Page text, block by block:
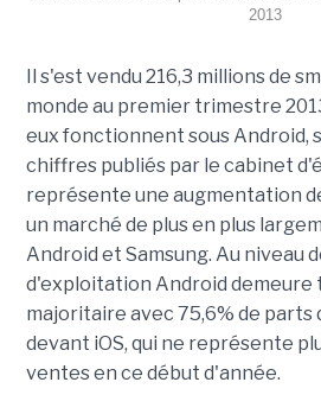
2013
Il s'est vendu 216,3 millions de
monde au premier trimestre
eux fonctionnent sous Android,
chiffres publiés par le cabinet
représente une augmentation
un marché de plus en plus
Android et Samsung. Au niveau
d'exploitation Android demeure
majoritaire avec 75,6% de parts
devant iOS, qui ne représente
ventes en ce début d'année.